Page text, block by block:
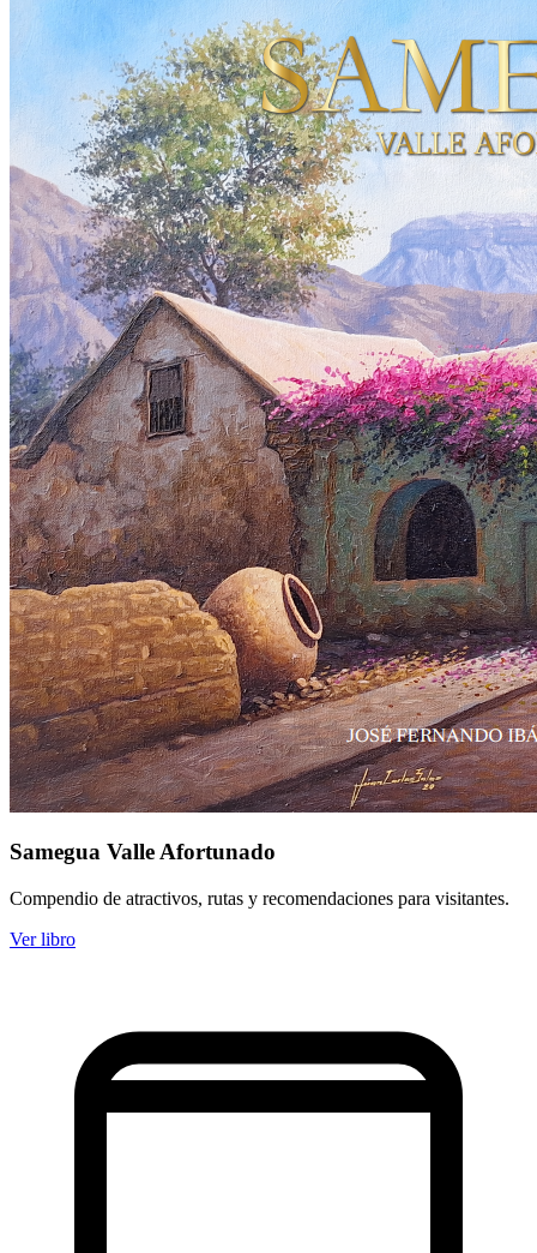
Samegua Valle Afortunado
Compendio de atractivos, rutas y recomendaciones para visitantes.
Ver libro